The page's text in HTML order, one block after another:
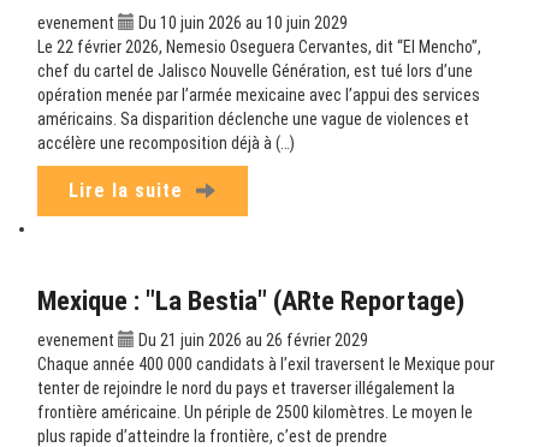
evenement
Du 10 juin 2026 au 10 juin 2029
Le 22 février 2026, Nemesio Oseguera Cervantes, dit “El Mencho”,
chef du cartel de Jalisco Nouvelle Génération, est tué lors d’une
opération menée par l’armée mexicaine avec l’appui des services
américains. Sa disparition déclenche une vague de violences et
accélère une recomposition déjà à (…)
Lire la suite
Mexique : "La Bestia" (ARte Reportage)
evenement
Du 21 juin 2026 au 26 février 2029
Chaque année 400 000 candidats à l’exil traversent le Mexique pour
tenter de rejoindre le nord du pays et traverser illégalement la
frontière américaine. Un périple de 2500 kilomètres. Le moyen le
plus rapide d’atteindre la frontière, c’est de prendre